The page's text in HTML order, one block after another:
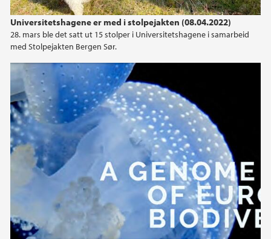
Universitetshagene er med i stolpejakten (08.04.2022)
28. mars ble det satt ut 15 stolper i Universitetshagene i samarbeid
med Stolpejakten Bergen Sør.